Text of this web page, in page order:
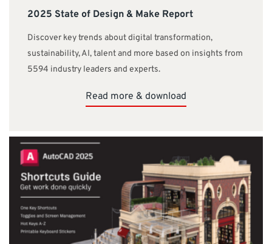
2025 State of Design & Make Report
Discover key trends about digital transformation,
sustainability, AI, talent and more based on insights from
5594 industry leaders and experts.
Read more & download